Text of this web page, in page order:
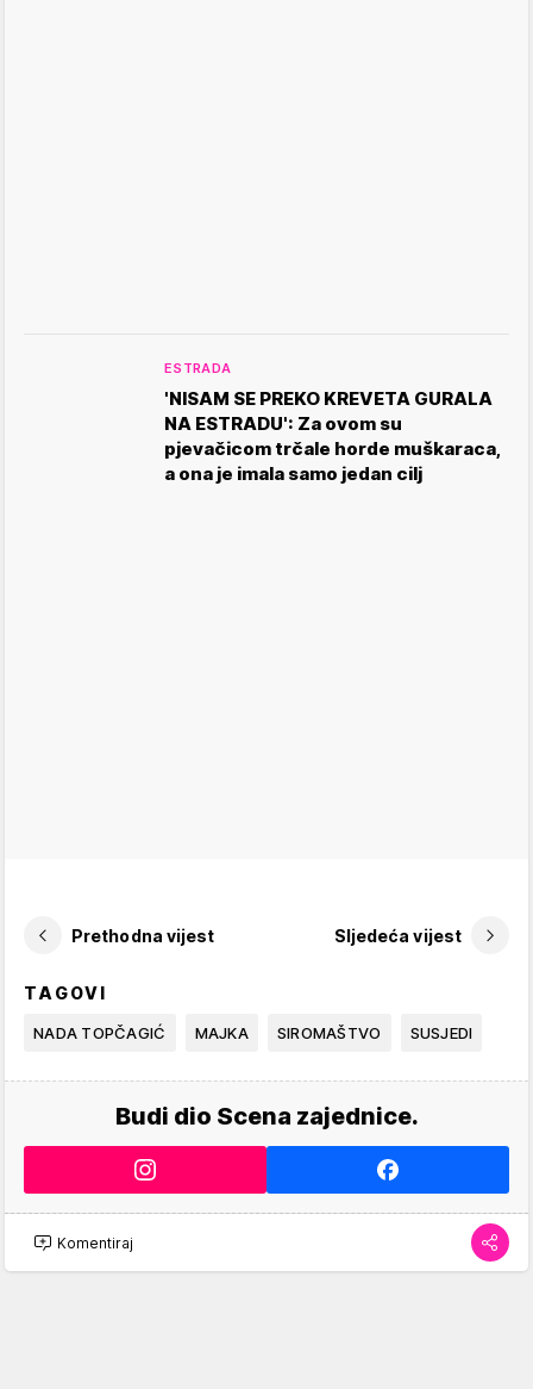
ESTRADA
'NISAM SE PREKO KREVETA GURALA
NA ESTRADU': Za ovom su
pjevačicom trčale horde muškaraca,
a ona je imala samo jedan cilj
Prethodna vijest Sljedeća vijest
TAGOVI
NADA TOPČAGIĆ MAJKA SIROMAŠTVO SUSJEDI
Budi dio Scena zajednice.
Komentiraj